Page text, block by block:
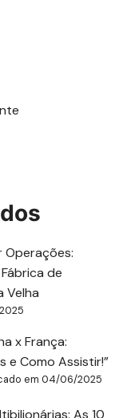
Operações:
de
Velha
x França:
e Como Assistir!”
em 04/06/2025
As 10